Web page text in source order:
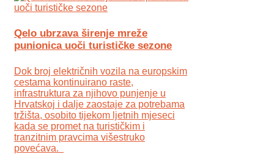
Qelo ubrzava širenje mreže
punionica uoči turističke sezone
Dok broj električnih vozila na europskim
cestama kontinuirano raste,
infrastruktura za njihovo punjenje u
Hrvatskoj i dalje zaostaje za potrebama
tržišta, osobito tijekom ljetnih mjeseci
kada se promet na turističkim i
tranzitnim pravcima višestruko
povećava.